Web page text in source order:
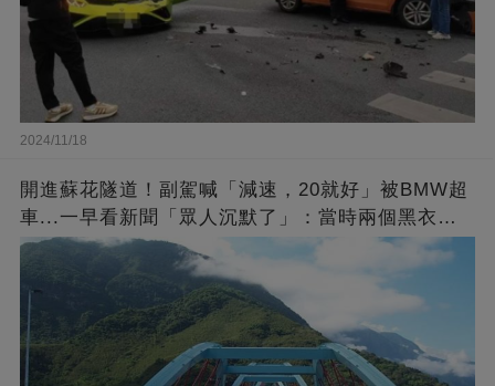
2024/11/18
開進蘇花隧道！副駕喊「減速，20就好」被BMW超
車...一早看新聞「眾人沉默了」：當時兩個黑衣人
招手